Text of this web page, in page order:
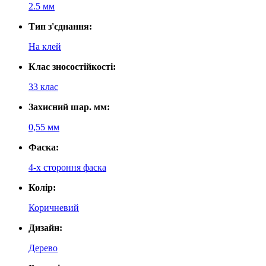
2.5 мм
Тип з'єднання:
На клей
Клас зносостійкості:
33 клас
Захисний шар. мм:
0,55 мм
Фаска:
4-х стороння фаска
Колір:
Коричневий
Дизайн:
Дерево